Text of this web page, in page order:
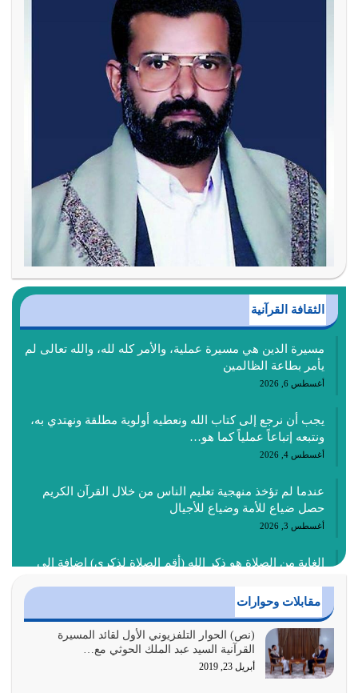
الثقافة القرآنية
مسيرة الدين هي مسيرة عملية، والأمر كله لله، والله تعالى لم
يأمر بطاعة الظالمين
أغسطس 6, 2026
يجب أن نرجع إلى كتاب الله ونعطيه أولوية مطلقة ونهتدي به،
ونتبعه إتباعاً عملياً كما هو…
أغسطس 4, 2026
عندما لم تؤخذ منهجية تعليم الناس من خلال القرآن الكريم
حصل ضياع للأمة وضياع للأجيال
أغسطس 3, 2026
الغاية من الصلاة هو ذكر الله (أقم الصلاة لذكري) إضافة إلى
أغسطس 2, 2026
السبب الرئيسي لشقاء الأمة الابتعاد عن كتاب الله والتعدي
لحدود الله بالإضافات للدين
أغسطس 1, 2026
مقابلات وحوارات
(نص) الحوار التلفزيوني الأول لقائد المسيرة
القرآنية السيد عبد الملك الحوثي مع…
أبريل 23, 2019